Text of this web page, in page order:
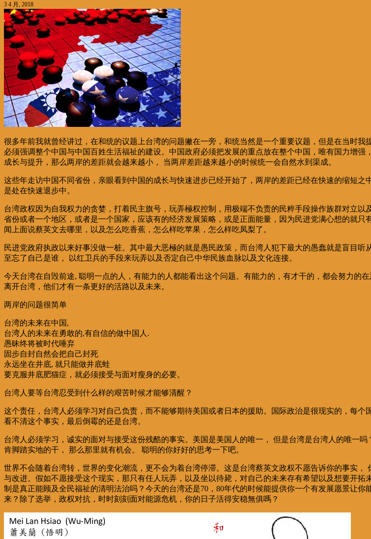
3 4 月, 2018
很多年前我就曾经讲过，在和统的议题上台湾的问题撇在一旁，和统当然是一个重要议题，但是在当时
必须强调整个中国与中国百姓生活福祉的建设。中国政府必须把发展的重点放在整个中国，唯有国力增
成长与提升，那么两岸的差距就会越来越小， 当两岸差距越来越小的时候统一会自然水到渠成。
这些年走访中国不同省份，亲眼看到中国的成长与快速进步已经开始了，两岸的差距已经在快速的缩短
是处在快速退步中。
台湾政权因为自我权力的贪婪，打着民主旗号，玩弄極权控制，用极端不负责的民粹手段操作族群对立
省份或者一个地区，或者是一个国家，应该有的经济发展策略，或是正面能量，因为民进党满心想的就
闻上面说蔡英文去哪里，以及怎么吃香蕉，怎么样吃苹果，怎么样吃凤梨了。
民进党政府执政以来好事没做一桩。其中最大恶極的就是愚民政策，而台湾人犯下最大的愚蠢就是盲目
至忘了自己是谁， 以红卫兵的手段来玩弄以及否定自己中华民族血脉以及文化连接。
今天台湾在自毁前途, 聪明一点的人，有能力的人都能看出这个问题。有能力的，有才干的，都会努力的
离开台湾，他们才有一条更好的活路以及未来。
两岸的问题很简单
台湾的未来在中国,
台湾人的未来在勇敢的,有自信的做中国人.
愚昧终将被时代唾弃
固步自封自然会把自己封死
永远坐在井底, 就只能做井底蛙
要克服井底肥猫症，就必须接受与面对瘦身的必要。
台湾人要等台湾忍受到什么样的艰苦时候才能够清醒？
这个责任，台湾人必须学习对自己负责，而不能够期待美国或者日本的援助。国际政治是很现实的，每
看不清这个事实，最后倒霉的还是台湾。
台湾人必须学习，诚实的面对与接受这份残酷的事实。美国是美国人的唯一， 但是台湾是台湾人的唯一
肯脚踏实地的干， 那么那里就有机会。 聪明的你好好的思考一下吧。
世界不会随着台湾转，世界的变化潮流，更不会为着台湾停滞。这是台湾蔡英文政权不愿告诉你的事实
与改进。假如不愿接受这个现实，那只有任人玩弄，以及坐以待毙，对自己的未来存有希望以及想要开
制是真正能顾及全民福祉的清明法治吗？今天的台湾还是70，80年代的时候能提供你一个有发展愿景让
来？除了选举，政权对抗，时时刻刻面对能源危机，你的日子活得安稳無俱嗎？